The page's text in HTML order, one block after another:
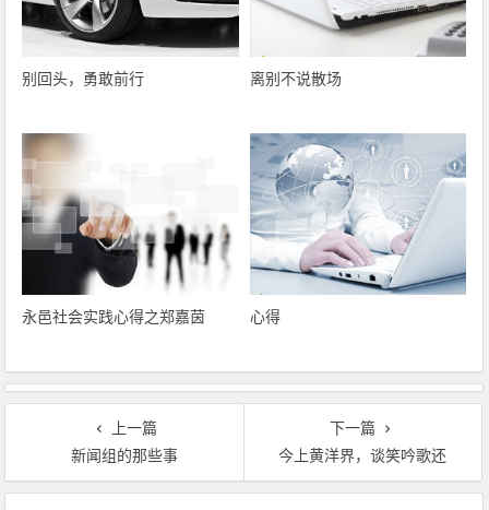
别回头，勇敢前行 离别不说散场
永邑社会实践心得之郑嘉茵 心得
上一篇
新闻组的那些事
下一篇
今上黄洋界，谈笑吟歌还